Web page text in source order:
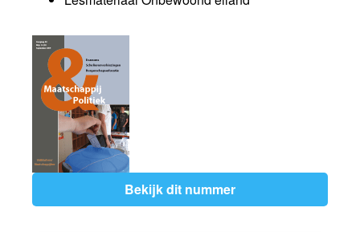
Bekijk dit nummer